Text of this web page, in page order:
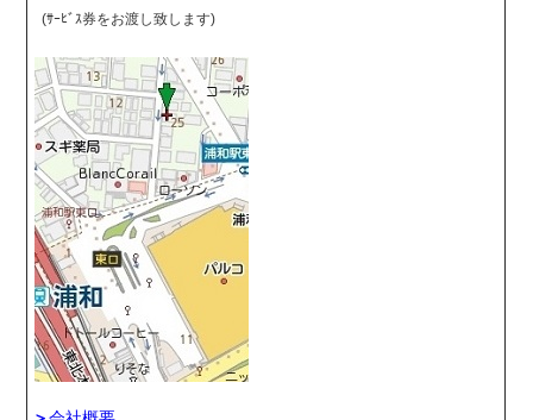
(ｻｰﾋﾞｽ券をお渡し致します)